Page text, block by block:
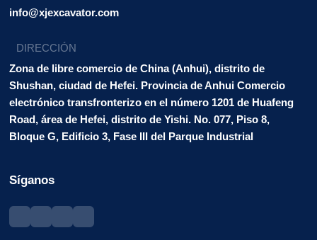
info@xjexcavator.com
DIRECCIÓN
Zona de libre comercio de China (Anhui), distrito de
Shushan, ciudad de Hefei. Provincia de Anhui Comercio
electrónico transfronterizo en el número 1201 de Huafeng
Road, área de Hefei, distrito de Yishi. No. 077, Piso 8,
Bloque G, Edificio 3, Fase III del Parque Industrial
Síganos